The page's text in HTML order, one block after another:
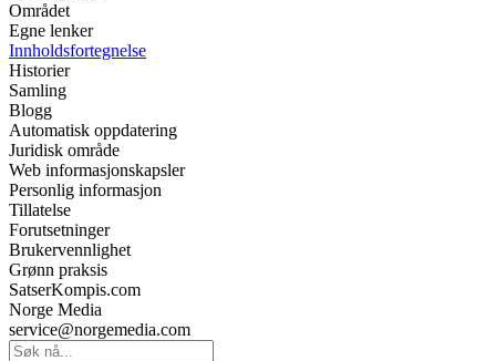
Området
Egne lenker
Innholdsfortegnelse
Historier
Samling
Blogg
Automatisk oppdatering
Juridisk område
Web informasjonskapsler
Personlig informasjon
Tillatelse
Forutsetninger
Brukervennlighet
Grønn praksis
SatserKompis.com
Norge Media
service@norgemedia.com